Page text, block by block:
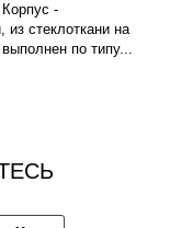
-
из стеклоткани на
по типу...